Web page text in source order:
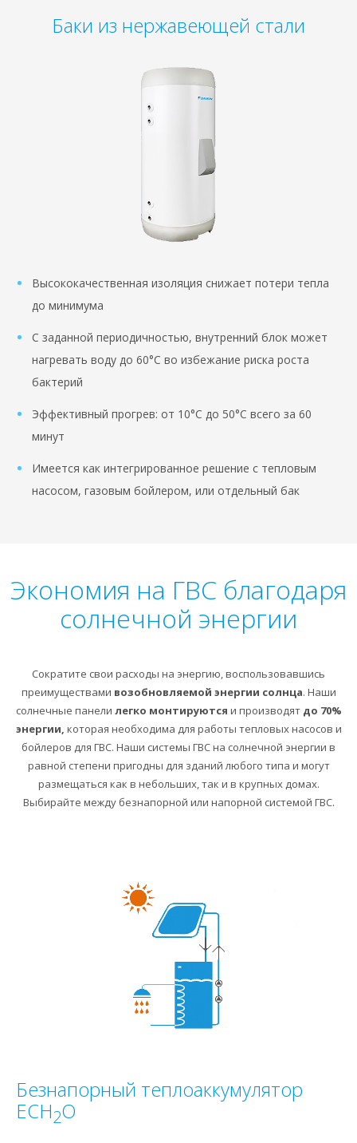
Баки из нержавеющей стали
Высококачественная изоляция снижает потери тепла
до минимума
С заданной периодичностью, внутренний блок может
нагревать воду до 60°C во избежание риска роста
бактерий
Эффективный прогрев: от 10°C до 50°C всего за 60
минут
Имеется как интегрированное решение с тепловым
насосом, газовым бойлером, или отдельный бак
Экономия на ГВС благодаря
солнечной энергии
Сократите свои расходы на энергию, воспользовавшись
преимуществами возобновляемой энергии солнца. Наши
солнечные панели легко монтируются и производят до 70%
энергии, которая необходима для работы тепловых насосов и
бойлеров для ГВС. Наши системы ГВС на солнечной энергии в
равной степени пригодны для зданий любого типа и могут
размещаться как в небольших, так и в крупных домах.
Выбирайте между безнапорной или напорной системой ГВС.
Безнапорный теплоаккумулятор
ECH2O